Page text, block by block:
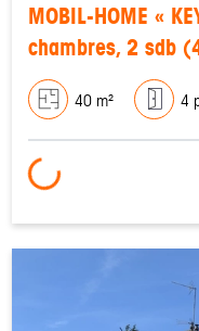
MOBIL-HOME «
chambres, 2 sdb
40 m² 4
Loading...